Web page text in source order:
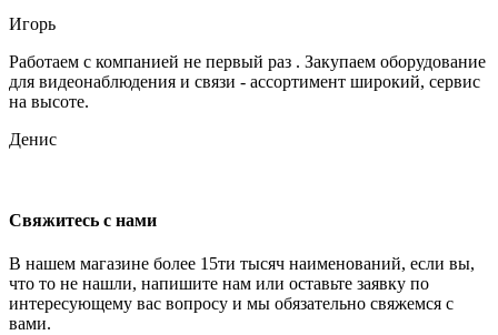
Игорь
Работаем с компанией не первый раз . Закупаем оборудование
для видеонаблюдения и связи - ассортимент широкий, сервис
на высоте.
Денис
Свяжитесь с нами
В нашем магазине более 15ти тысяч наименований, если вы,
что то не нашли, напишите нам или оставьте заявку по
интересующему вас вопросу и мы обязательно свяжемся с
вами.